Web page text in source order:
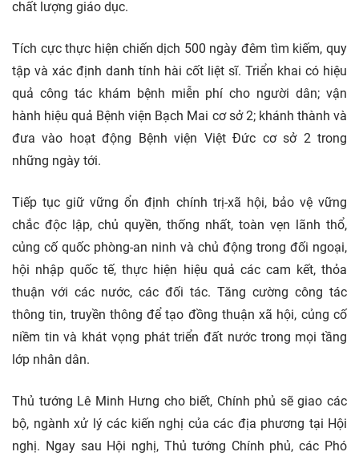
chất lượng giáo dục.
Tích cực thực hiện chiến dịch 500 ngày đêm tìm kiếm, quy
tập và xác định danh tính hài cốt liệt sĩ. Triển khai có hiệu
quả công tác khám bệnh miễn phí cho người dân; vận
hành hiệu quả Bệnh viện Bạch Mai cơ sở 2; khánh thành và
đưa vào hoạt động Bệnh viện Việt Đức cơ sở 2 trong
những ngày tới.
Tiếp tục giữ vững ổn định chính trị-xã hội, bảo vệ vững
chắc độc lập, chủ quyền, thống nhất, toàn vẹn lãnh thổ,
củng cố quốc phòng-an ninh và chủ động trong đối ngoại,
hội nhập quốc tế, thực hiện hiệu quả các cam kết, thỏa
thuận với các nước, các đối tác. Tăng cường công tác
thông tin, truyền thông để tạo đồng thuận xã hội, củng cố
niềm tin và khát vọng phát triển đất nước trong mọi tầng
lớp nhân dân.
Thủ tướng Lê Minh Hưng cho biết, Chính phủ sẽ giao các
bộ, ngành xử lý các kiến nghị của các địa phương tại Hội
nghị. Ngay sau Hội nghị, Thủ tướng Chính phủ, các Phó